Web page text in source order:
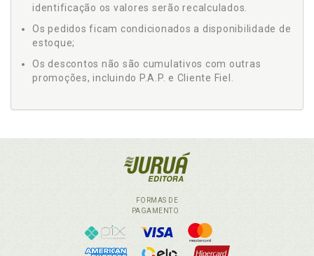
identificação os valores serão recalculados.
Os pedidos ficam condicionados a disponibilidade de
estoque;
Os descontos não são cumulativos com outras
promoções, incluindo P.A.P. e Cliente Fiel.
FORMAS DE
PAGAMENTO